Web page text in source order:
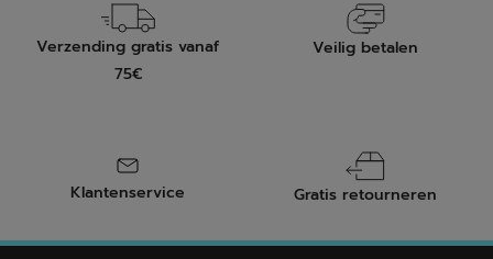
Verzending gratis vanaf
75€
Veilig betalen
Klantenservice Gratis retourneren